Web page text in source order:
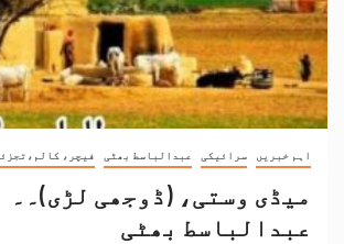
اہم خبریں سرائیکی عبدالباسط بھٹی فیچر،
میڈی وستی، (ڈوجھی لڑی)۔۔
عبدالباسط بھٹی